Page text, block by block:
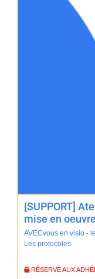
[SUPPORT]
mise en oeuvre
AVECvous en visio -
Les protocoles
RÉSERVÉ AUX